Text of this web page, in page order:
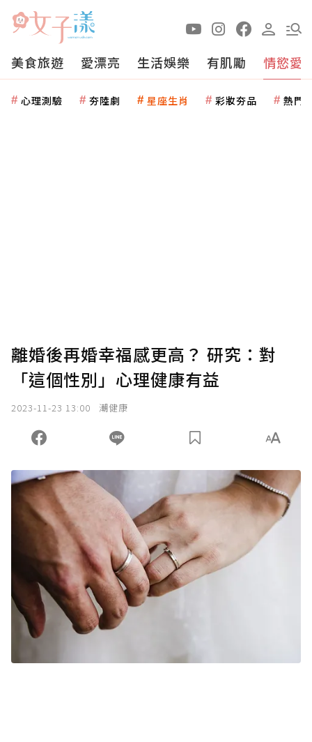
美食旅遊 愛漂亮 生活娛樂 有肌勵 情慾愛
心理測驗 夯陸劇 星座生肖 彩妝夯品 熱門
離婚後再婚幸福感更高？ 研究：對
「這個性別」心理健康有益
2023-11-23 13:00 潮健康